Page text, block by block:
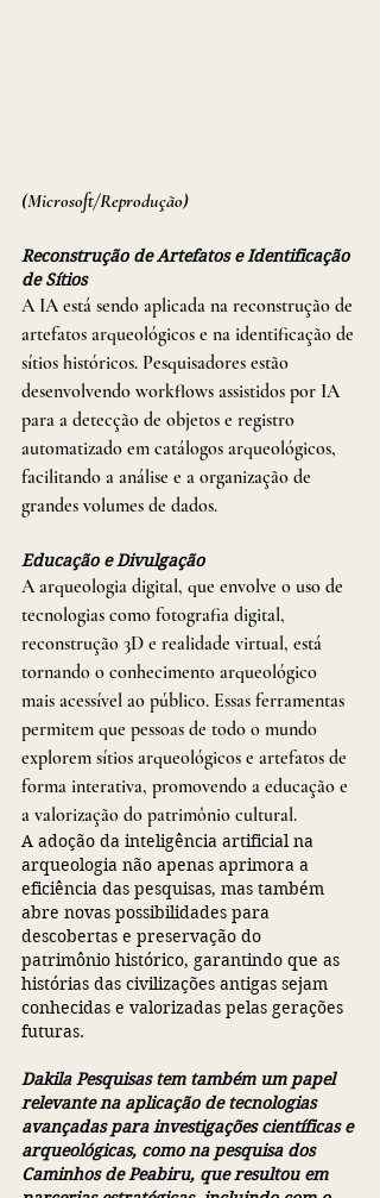
(Microsoft/Reprodução)
Reconstrução de Artefatos e Identificação
de Sítios
A IA está sendo aplicada na reconstrução de
artefatos arqueológicos e na identificação de
sítios históricos. Pesquisadores estão
desenvolvendo workflows assistidos por IA
para a detecção de objetos e registro
automatizado em catálogos arqueológicos,
facilitando a análise e a organização de
grandes volumes de dados.
Educação e Divulgação
A arqueologia digital, que envolve o uso de
tecnologias como fotografia digital,
reconstrução 3D e realidade virtual, está
tornando o conhecimento arqueológico
mais acessível ao público. Essas ferramentas
permitem que pessoas de todo o mundo
explorem sítios arqueológicos e artefatos de
forma interativa, promovendo a educação e
a valorização do patrimônio cultural.
A adoção da inteligência artificial na
arqueologia não apenas aprimora a
eficiência das pesquisas, mas também
abre novas possibilidades para
descobertas e preservação do
patrimônio histórico, garantindo que as
histórias das civilizações antigas sejam
conhecidas e valorizadas pelas gerações
futuras.
Dakila Pesquisas tem também um papel
relevante na aplicação de tecnologias
avançadas para investigações científicas e
arqueológicas, como na pesquisa dos
Caminhos de Peabiru, que resultou em